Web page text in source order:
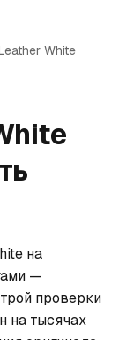
White
на
—
проверки
на тысячах